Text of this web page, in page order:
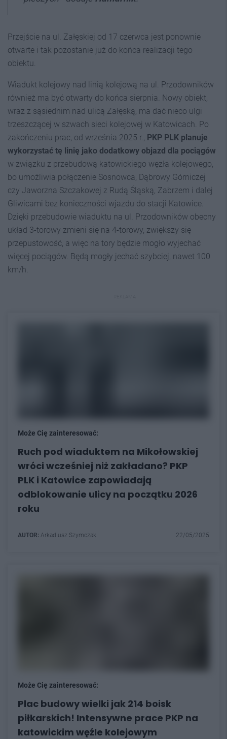
Przejście na ul. Załęskiej od 17 czerwca jest ponownie
otwarte i tak pozostanie już do końca realizacji tego
obiektu.
Wiadukt kolejowy nad linią kolejową na ul. Przodowników
również ma być otwarty do końca sierpnia. Nowy obiekt,
wraz z sąsiednim nad ulicą Załęską, ma dać nieco ulgi
trzeszczącej w szwach sieci kolejowej w Katowicach. Po
zakończeniu prac, od września 2025 r., PKP PLK planuje
wykorzystać tę linię jako dodatkowy objazd dla pociągów
w związku z przebudową katowickiego węzła kolejowego,
bo umożliwia połączenie Sosnowca, Dąbrowy Górniczej
czy Jaworzna Szczakowej z Rudą Śląską, Zabrzem i dalej
Gliwicami bez konieczności wjazdu do stacji Katowice.
Dzięki przebudowie wiaduktu na ul. Przodowników obecny
układ 3-torowy zmieni się na 4-torowy, zwiększy się
przepustowość, a więc na tory będzie mogło wyjechać
więcej pociągów. Będą mogły jechać szybciej, nawet 100
km/h.
Może Cię zainteresować:
Ruch pod wiaduktem na Mikołowskiej
wróci wcześniej niż zakładano? PKP
PLK i Katowice zapowiadają
odblokowanie ulicy na początku 2026
roku
AUTOR: Arkadiusz Szymczak 22/05/2025
Może Cię zainteresować:
Plac budowy wielki jak 214 boisk
piłkarskich! Intensywne prace PKP na
katowickim węźle kolejowym